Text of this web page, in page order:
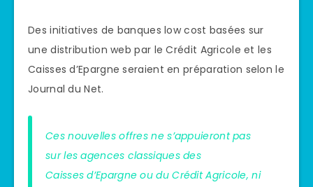
Des initiatives de banques low cost basées sur
une distribution web par le Crédit Agricole et les
Caisses d’Epargne seraient en préparation selon le
Journal du Net.
Ces nouvelles offres ne s’appuieront pas
sur les agences classiques des
Caisses d’Epargne ou du Crédit Agricole, ni